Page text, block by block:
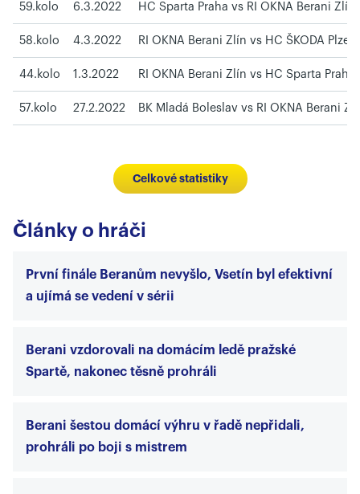
59.kolo 6.3.2022 HC Sparta Praha vs RI OKNA Berani Zlín
58.kolo 4.3.2022 RI OKNA Berani Zlín vs HC ŠKODA Plzeň
44.kolo 1.3.2022 RI OKNA Berani Zlín vs HC Sparta Praha
57.kolo 27.2.2022 BK Mladá Boleslav vs RI OKNA Berani
Celkové statistiky
Články o hráči
První finále Beranům nevyšlo, Vsetín byl efektivní
a ujímá se vedení v sérii
Berani vzdorovali na domácím ledě pražské
Spartě, nakonec těsně prohráli
Berani šestou domácí výhru v řadě nepřidali,
prohráli po boji s mistrem